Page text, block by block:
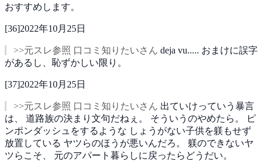
おすすめします。
[36]2022年10月25日
>>元スレ参照 口コミ知りたいさん deja vu..... おまけに誤字
があるし、恥ずかしい限り。
[37]2022年10月25日
>>元スレ参照 口コミ知りたいさん 出ていけっていう暴言
は、 道路族の決まり文句だねぇ。 そういうのやめたら。
ピ
ンポンダッシュをするような しょうがない子供を躾もせず
放置している ヤツらのほうが悪いんだろ。 躾のできないヤ
ツらこそ、 元のアパート暮らしに戻ったらどうだい。